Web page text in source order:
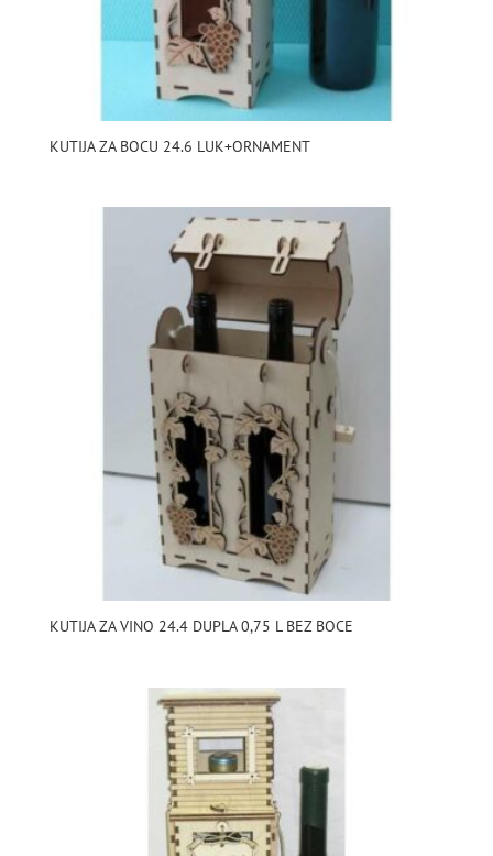
KUTIJA ZA BOCU 24.6 LUK+ORNAMENT
KUTIJA ZA VINO 24.4 DUPLA 0,75 L BEZ BOCE